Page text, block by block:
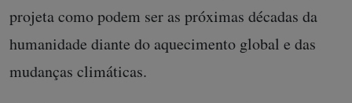
projeta como podem ser as próximas décadas da
humanidade diante do aquecimento global e das
mudanças climáticas.